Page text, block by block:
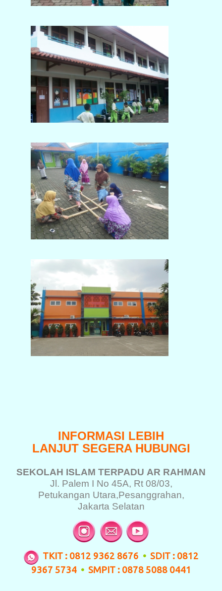
INFORMASI LEBIH
LANJUT SEGERA HUBUNGI
SEKOLAH ISLAM TERPADU AR RAHMAN
Jl. Palem I No 45A, Rt 08/03,
Petukangan Utara,Pesanggrahan,
Jakarta Selatan
TKIT : 0812 9362 8676 • SDIT : 0812
9367 5734 • SMPIT : 0878 5088 0441